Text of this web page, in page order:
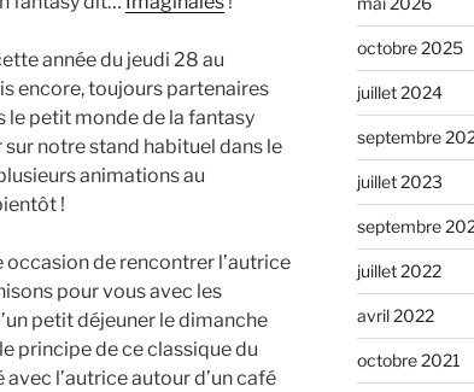
année du jeudi 28 au
encore, toujours partenaires
petit monde de la fantasy
notre stand habituel dans le
animations au
!
occasion de rencontrer l’autrice
pour vous avec les
petit déjeuner le dimanche
principe de ce classique du
l’autrice autour d’un café
octobre 2025
juillet 2024
septembre
juillet 2023
septembre
juillet 2022
avril 2022
octobre 2021